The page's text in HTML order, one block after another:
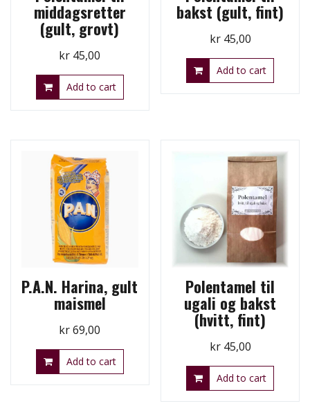
middagsretter
(gult, grovt)
kr 45,00
Add to cart
bakst (gult, fint)
kr45,00
Add to cart
P.A.N. Harina, gult
maismel
kr69,00
Add to cart
Polentamel til
ugali og bakst
(hvitt, fint)
kr45,00
Add to cart